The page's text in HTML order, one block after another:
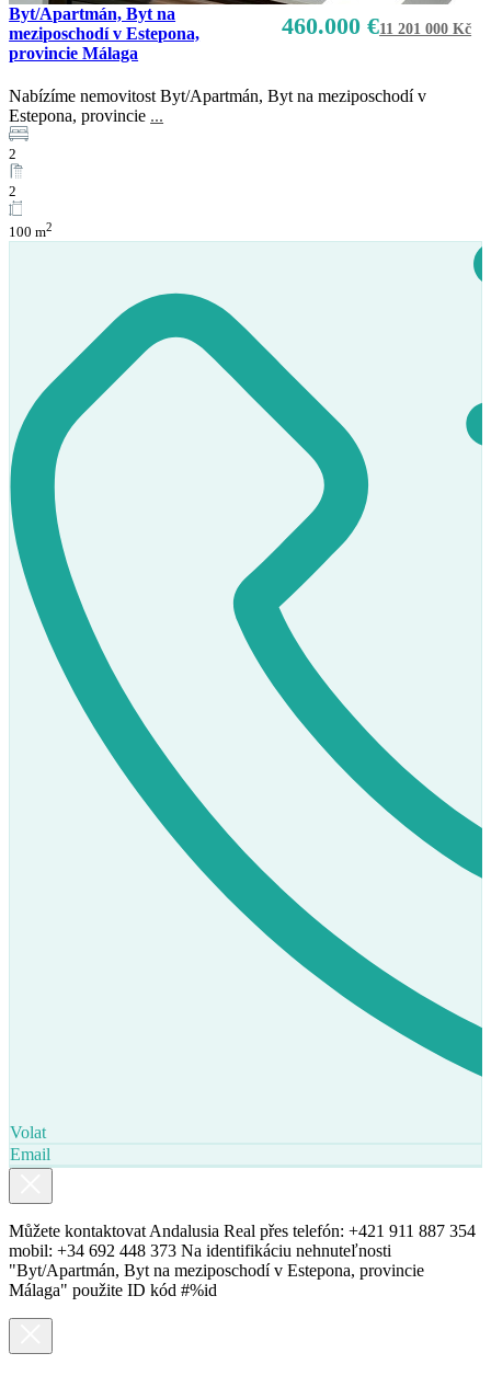
460.000 €11 201 000 Kč
Byt/Apartmán, Byt na
meziposchodí v Estepona,
provincie Málaga
Nabízíme nemovitost Byt/Apartmán, Byt na meziposchodí v
Estepona, provincie ...
2
2
100 m2
Volat
Email
Můžete kontaktovat Andalusia Real přes telefón: +421 911 887 354
mobil: +34 692 448 373 Na identifikáciu nehnuteľnosti
"Byt/Apartmán, Byt na meziposchodí v Estepona, provincie
Málaga" použite ID kód #%id